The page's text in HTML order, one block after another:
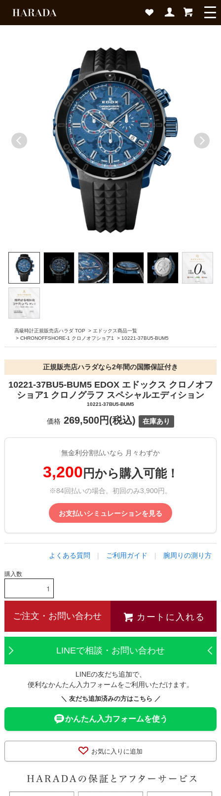
高級時計正規販売店ハラダ TOP > エドックス商品一覧
> CHRONOFFSHORE-1 クロノオフショア1 > 10221-37BU5-BUM5
正規販売店ハラダなら2年間の国際保証付き
10221-37BU5-BUM5 EDOX エドックス クロノオフ
ショア1 クロノグラフ スペシャルエディション
10221-37BU5-BUM5
価格 269,500円(税込) 在庫あり
無金利分割払いなら 月々わずか
3,200 円から購入可能！
※84回払いの場合。初回のみ3,900円。
お支払いシミュレーションを見る
よくある質問 | ご利用ガイド | 腕周りの測り方
購入数
ご注文・お問い合わせ カートに入れる
LINEで相談・お問い合わせ
LINEの友だち追加で、
便利なかんたん入力フォームをご利用いただけます。
＼ 友だち追加済みの方はこちら ／
かんたん入力フォームを使う
お気に入りに追加